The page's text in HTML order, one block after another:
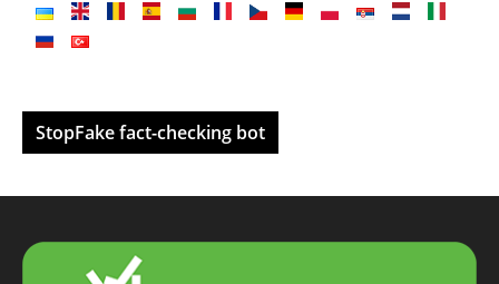
StopFake fact-checking bot